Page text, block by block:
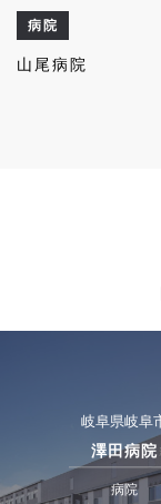
病院
山尾病院
岐阜県岐阜
澤田病院
病院